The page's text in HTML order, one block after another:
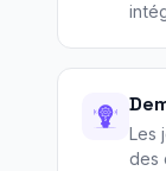
Les
des